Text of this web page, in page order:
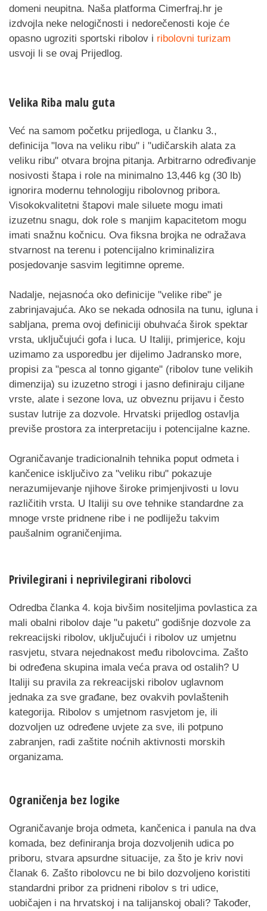
domeni neupitna. Naša platforma Cimerfraj.hr je
izdvojla neke nelogičnosti i nedorečenosti koje će
opasno ugroziti sportski ribolov i ribolovni turizam
usvoji li se ovaj Prijedlog.
Velika Riba malu guta
Već na samom početku prijedloga, u članku 3.,
definicija "lova na veliku ribu" i "udičarskih alata za
veliku ribu" otvara brojna pitanja. Arbitrarno određivanje
nosivosti štapa i role na minimalno 13,446 kg (30 lb)
ignorira modernu tehnologiju ribolovnog pribora.
Visokokvalitetni štapovi male siluete mogu imati
izuzetnu snagu, dok role s manjim kapacitetom mogu
imati snažnu kočnicu. Ova fiksna brojka ne odražava
stvarnost na terenu i potencijalno kriminalizira
posjedovanje sasvim legitimne opreme.
Nadalje, nejasnoća oko definicije "velike ribe" je
zabrinjavajuća. Ako se nekada odnosila na tunu, igluna i
sabljana, prema ovoj definiciji obuhvaća širok spektar
vrsta, uključujući gofa i luca. U Italiji, primjerice, koju
uzimamo za usporedbu jer dijelimo Jadransko more,
propisi za "pesca al tonno gigante" (ribolov tune velikih
dimenzija) su izuzetno strogi i jasno definiraju ciljane
vrste, alate i sezone lova, uz obveznu prijavu i često
sustav lutrije za dozvole. Hrvatski prijedlog ostavlja
previše prostora za interpretaciju i potencijalne kazne.
Ograničavanje tradicionalnih tehnika poput odmeta i
kančenice isključivo za "veliku ribu" pokazuje
nerazumijevanje njihove široke primjenjivosti u lovu
različitih vrsta. U Italiji su ove tehnike standardne za
mnoge vrste pridnene ribe i ne podliježu takvim
paušalnim ograničenjima.
Privilegirani i neprivilegirani ribolovci
Odredba članka 4. koja bivšim nositeljima povlastica za
mali obalni ribolov daje "u paketu" godišnje dozvole za
rekreacijski ribolov, uključujući i ribolov uz umjetnu
rasvjetu, stvara nejednakost među ribolovcima. Zašto
bi određena skupina imala veća prava od ostalih? U
Italiji su pravila za rekreacijski ribolov uglavnom
jednaka za sve građane, bez ovakvih povlaštenih
kategorija. Ribolov s umjetnom rasvjetom je, ili
dozvoljen uz određene uvjete za sve, ili potpuno
zabranjen, radi zaštite noćnih aktivnosti morskih
organizama.
Ograničenja bez logike
Ograničavanje broja odmeta, kančenica i panula na dva
komada, bez definiranja broja dozvoljenih udica po
priboru, stvara apsurdne situacije, za što je kriv novi
članak 6. Zašto ribolovcu ne bi bilo dozvoljeno koristiti
standardni pribor za pridneni ribolov s tri udice,
uobičajen i na hrvatskoj i na talijanskoj obali? Također,